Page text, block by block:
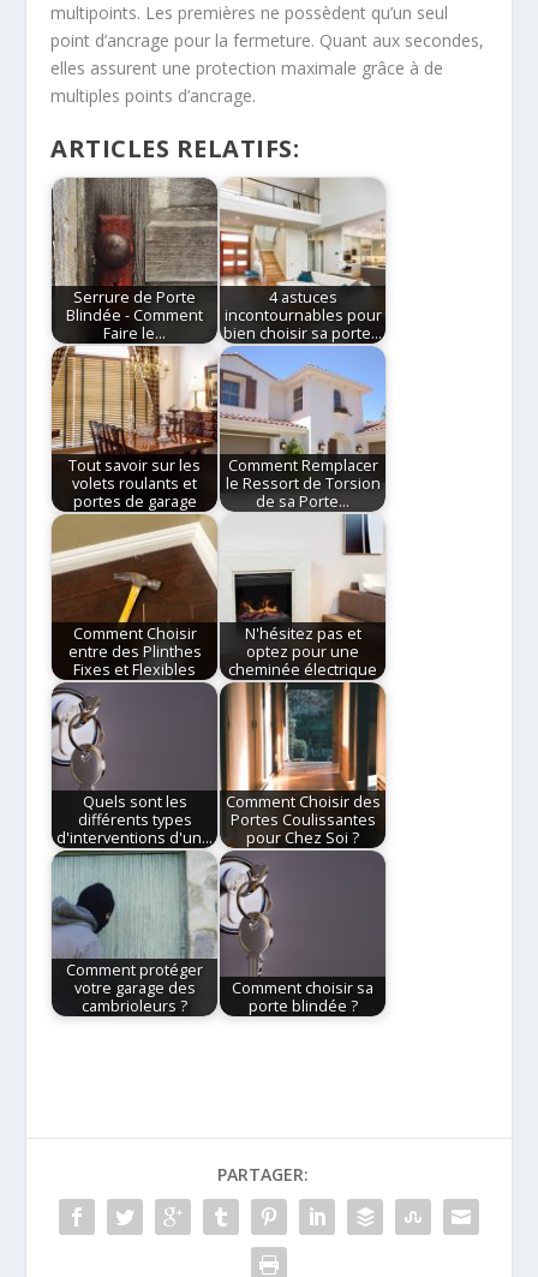
multipoints. Les premières ne possèdent qu’un seul
point d’ancrage pour la fermeture. Quant aux secondes,
elles assurent une protection maximale grâce à de
multiples points d’ancrage.
ARTICLES RELATIFS:
Serrure de Porte
Blindée - Comment
Faire le…
4 astuces
incontournables pour
bien choisir sa porte…
Tout savoir sur les
volets roulants et
portes de garage
Comment Remplacer
le Ressort de Torsion
de sa Porte…
Comment Choisir
entre des Plinthes
Fixes et Flexibles
N'hésitez pas et
optez pour une
cheminée électrique
Quels sont les
différents types
d'interventions d'un…
Comment Choisir des
Portes Coulissantes
pour Chez Soi ?
Comment protéger
votre garage des
cambrioleurs ?
Comment choisir sa
porte blindée ?
PARTAGER: